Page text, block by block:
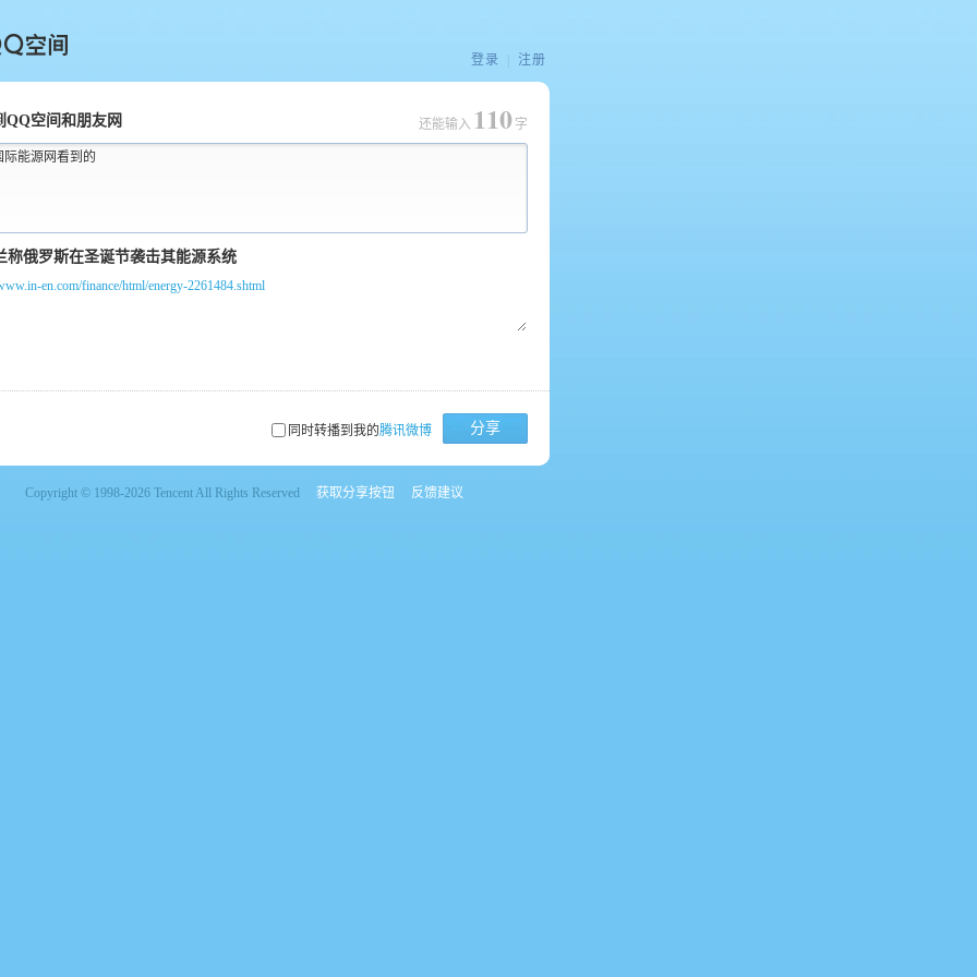
间
登录 注册
QQ空间和朋友网
际能源网看到的
还能输入 110 字
en.com/finance/html/energy-2261484.shtml
同时转播到我的腾讯微博 分享
Copyright © 1998-2026 Tencent All Rights Reserved 获取分享按钮 反馈建议